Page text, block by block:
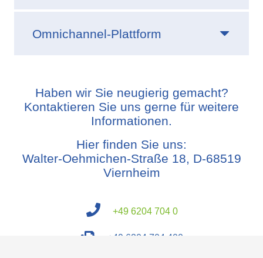
Omnichannel-Plattform
Haben wir Sie neugierig gemacht?
Kontaktieren Sie uns gerne für weitere
Informationen.
Hier finden Sie uns:
Walter-Oehmichen-Straße 18, D-68519
Viernheim
+49 6204 704 0
+49 6204 704 400